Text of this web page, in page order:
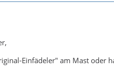
Einfädeler" am Mast oder